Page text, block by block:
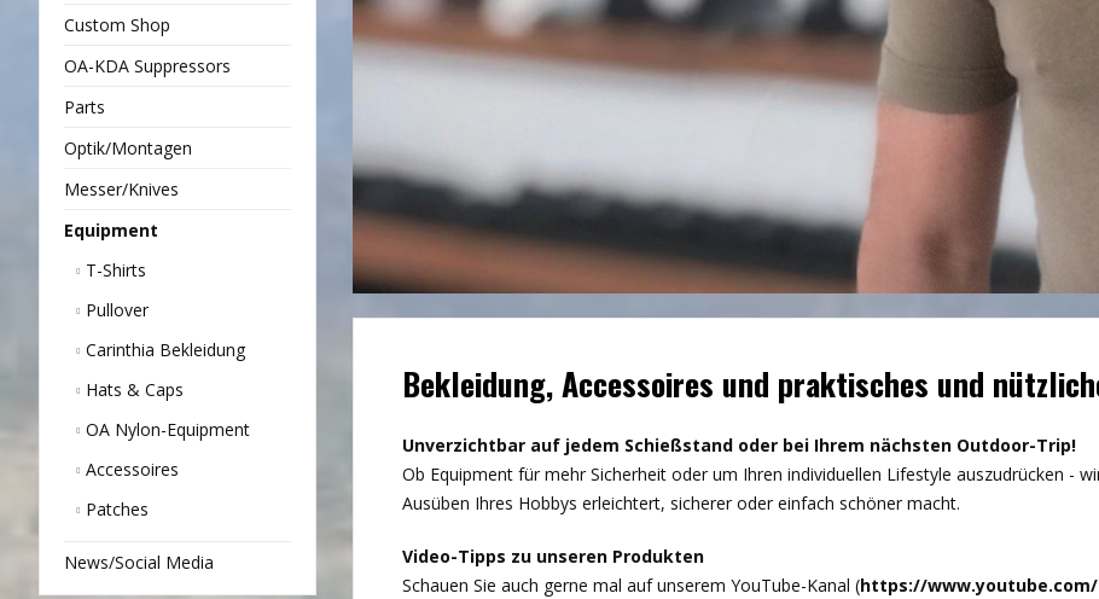
Custom Shop
OA-KDA Suppressors
Parts
Optik/Montagen
Messer/Knives
Equipment
T-Shirts
Pullover
Carinthia Bekleidung
Hats & Caps
OA Nylon-Equipment
Accessoires
Patches
News/Social Media
Bekleidung, Accessoires und praktisches und
Unverzichtbar auf jedem Schießstand oder bei Ihrem nächsten Outdoor-Trip!
Ob Equipment für mehr Sicherheit oder um Ihren individuellen Lifestyle auszudrücken -
Ausüben Ihres Hobbys erleichtert, sicherer oder einfach schöner macht.
Video-Tipps zu unseren Produkten
Schauen Sie auch gerne mal auf unserem YouTube-Kanal (https://www.youtube.com/